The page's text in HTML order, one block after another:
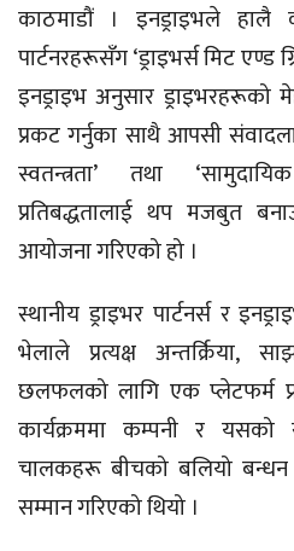
काठमाडौं । इनड्राइभले हालै
पार्टनरहरूसँग ‘ड्राइभर्स मिट एण्ड
इनड्राइभ अनुसार ड्राइभरहरूको
प्रकट गर्नुका साथै आपसी
स्वतन्त्रता’ तथा
प्रतिबद्धतालाई थप मजबुत
आयोजना गरिएको हो ।
स्थानीय ड्राइभर पार्टनर्स र
भेलाले प्रत्यक्ष अन्तर्क्रिया,
छलफलको लागि एक प्लेटफर्म
कार्यक्रममा कम्पनी र यसको
चालकहरू बीचको बलियो बन्धन
सम्मान गरिएको थियो ।